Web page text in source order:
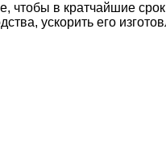
чтобы в кратчайшие
ускорить его